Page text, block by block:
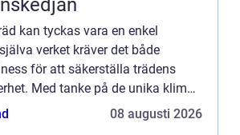
kan tyckas vara en enkel
verket kräver det både
för att säkerställa trädens
Med tanke på de unika klimat-
08 augusti 2026